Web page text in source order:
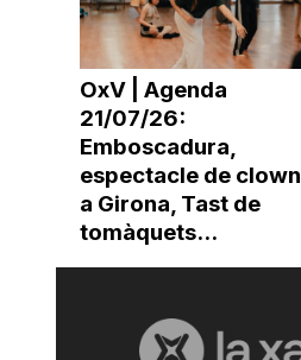
OxV | Agenda
21/07/26:
Emboscadura,
espectacle de clown
a Girona, Tast de
tomàquets...